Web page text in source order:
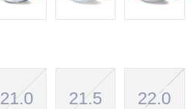
21.0 21.5 22.0